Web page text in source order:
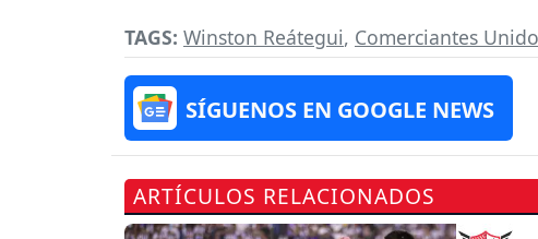
TAGS: Winston Reátegui, Comerciantes
SÍGUENOS EN GOOGLE NEWS
ARTÍCULOS RELACIONADOS